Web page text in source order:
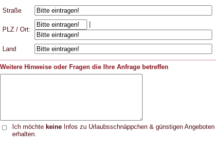
Straße
PLZ / Ort:
Land
Weitere Hinweise oder Fragen die Ihre Anfrage betreffen
Ich möchte keine Infos zu Urlaubsschnäppchen & günstigen Angeboten
erhalten.